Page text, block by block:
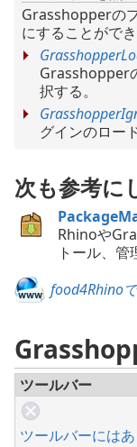
Grasshopperの
にすることができ
Grasshopper
択する。
グインのロー
次も参考に
Rhinoや
トール、管
food4Rhino
ツールバー
ツールバーにはあ